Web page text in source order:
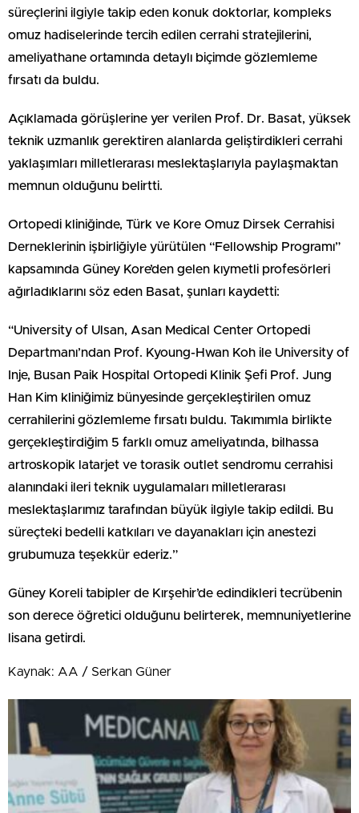
süreçlerini ilgiyle takip eden konuk doktorlar, kompleks
omuz hadiselerinde tercih edilen cerrahi stratejilerini,
ameliyathane ortamında detaylı biçimde gözlemleme
fırsatı da buldu.
Açıklamada görüşlerine yer verilen Prof. Dr. Basat, yüksek
teknik uzmanlık gerektiren alanlarda geliştirdikleri cerrahi
yaklaşımları milletlerarası meslektaşlarıyla paylaşmaktan
memnun olduğunu belirtti.
Ortopedi kliniğinde, Türk ve Kore Omuz Dirsek Cerrahisi
Derneklerinin işbirliğiyle yürütülen “Fellowship Programı”
kapsamında Güney Kore’den gelen kıymetli profesörleri
ağırladıklarını söz eden Basat, şunları kaydetti:
“University of Ulsan, Asan Medical Center Ortopedi
Departmanı’ndan Prof. Kyoung-Hwan Koh ile University of
Inje, Busan Paik Hospital Ortopedi Klinik Şefi Prof. Jung
Han Kim kliniğimiz bünyesinde gerçekleştirilen omuz
cerrahilerini gözlemleme fırsatı buldu. Takımımla birlikte
gerçekleştirdiğim 5 farklı omuz ameliyatında, bilhassa
artroskopik latarjet ve torasik outlet sendromu cerrahisi
alanındaki ileri teknik uygulamaları milletlerarası
meslektaşlarımız tarafından büyük ilgiyle takip edildi. Bu
süreçteki bedelli katkıları ve dayanakları için anestezi
grubumuza teşekkür ederiz.”
Güney Koreli tabipler de Kırşehir’de edindikleri tecrübenin
son derece öğretici olduğunu belirterek, memnuniyetlerine
lisana getirdi.
Kaynak: AA / Serkan Güner